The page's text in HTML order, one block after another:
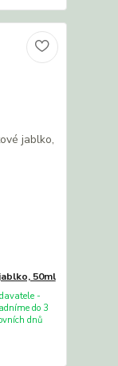
50ml
-
do 3
dnů